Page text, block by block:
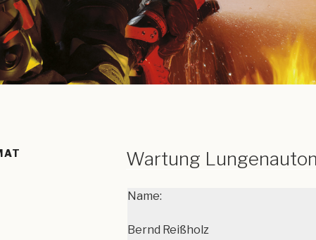
Wartung
Name:
Bernd Reißholz